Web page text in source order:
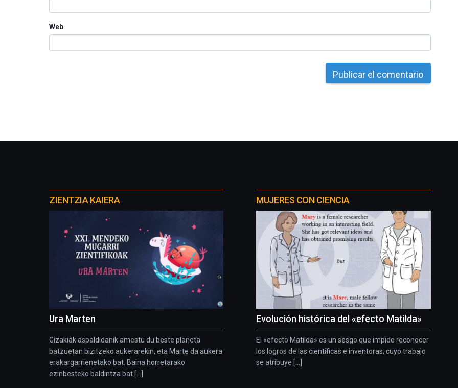
Web
proyectos
ZIENTZIA KAIERA
Ura Marten
Gizakiak aspaldidanik amestu du beste planeta
batzuetan bizitzeko aukerarekin, eta Marte da aukera
erakargarrienetako bat. Baina horretarako
ezinbesteko baldintza bat [...]
MUJERES CON CIENCIA
Evolución histórica del «efecto Matilda»
El «efecto Matilda» es un sesgo que impide reconocer
los logros de las científicas e inventoras, cuyo trabajo
se atribuye [...]